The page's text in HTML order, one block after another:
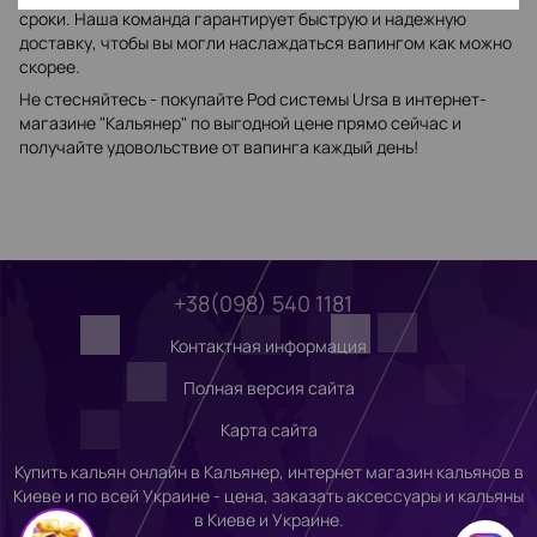
сроки. Наша команда гарантирует быструю и надежную
доставку, чтобы вы могли наслаждаться вапингом как можно
скорее.
Не стесняйтесь - покупайте Pod системы Ursa в интернет-
магазине "Кальянер" по выгодной цене прямо сейчас и
получайте удовольствие от вапинга каждый день!
+38(098) 540 1181
Контактная информация
Полная версия сайта
Карта сайта
Купить кальян онлайн в Кальянер, интернет магазин кальянов в
Киеве и по всей Украине - цена, заказать аксессуары и кальяны
в Киеве и Украине.